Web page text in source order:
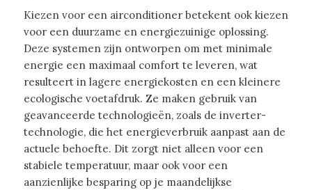
Kiezen voor een airconditioner betekent ook kiezen
voor een duurzame en energiezuinige oplossing.
Deze systemen zijn ontworpen om met minimale
energie een maximaal comfort te leveren, wat
resulteert in lagere energiekosten en een kleinere
ecologische voetafdruk. Ze maken gebruik van
geavanceerde technologieën, zoals de inverter-
technologie, die het energieverbruik aanpast aan de
actuele behoefte. Dit zorgt niet alleen voor een
stabiele temperatuur, maar ook voor een
aanzienlijke besparing op je maandelijkse